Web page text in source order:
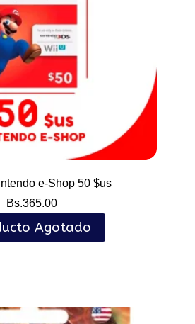
e-Shop 50 $us
Bs.365.00
Agotado